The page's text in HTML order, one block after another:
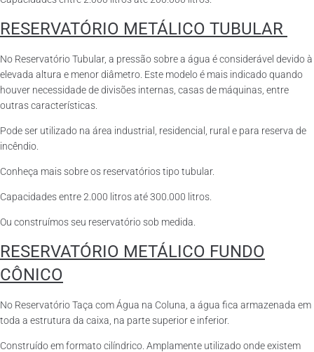
RESERVATÓRIO METÁLICO TUBULAR
No Reservatório Tubular, a pressão sobre a água é considerável devido à
elevada altura e menor diâmetro. Este modelo é mais indicado quando
houver necessidade de divisões internas, casas de máquinas, entre
outras características.
Pode ser utilizado na área industrial, residencial, rural e para reserva de
incêndio.
Conheça mais sobre os reservatórios tipo tubular.
Capacidades entre 2.000 litros até 300.000 litros.
Ou construímos seu reservatório sob medida.
RESERVATÓRIO METÁLICO FUNDO
CÔNICO
No Reservatório Taça com Água na Coluna, a água fica armazenada em
toda a estrutura da caixa, na parte superior e inferior.
Construído em formato cilíndrico. Amplamente utilizado onde existem